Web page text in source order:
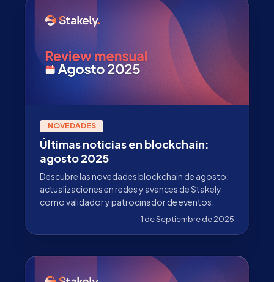
NOVEDADES
Últimas noticias en blockchain:
agosto 2025
Descubre las novedades blockchain de agosto:
actualizaciones en redes y avances de Stakely
como validador y patrocinador de eventos.
1 de Septiembre de 2025